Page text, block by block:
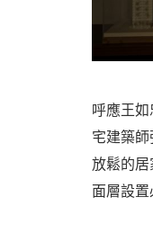
呼應王
宅建築
放鬆的
面層設